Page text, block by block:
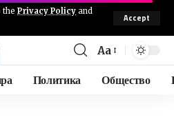
the Privacy Policy and
Accept
Aa
Политика Общество